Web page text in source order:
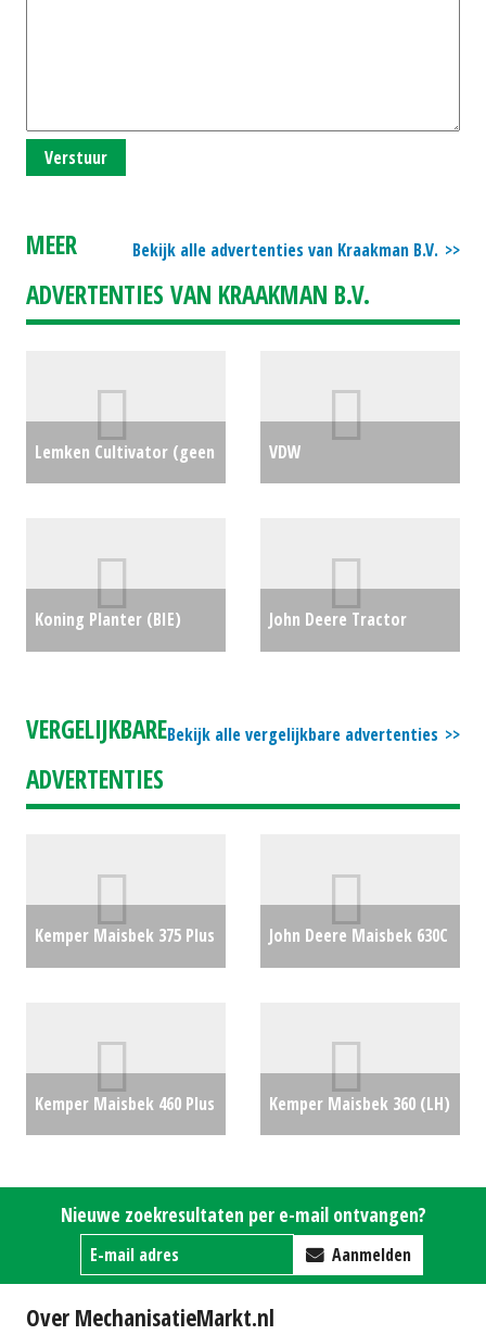
Verstuur
Bekijk alle advertenties van Kraakman B.V.
MEER
ADVERTENTIES VAN KRAAKMAN B.V.
Lemken Cultivator (geen
VDW
Koning Planter (BIE)
John Deere Tractor
Bekijk alle vergelijkbare advertenties
VERGELIJKBARE
ADVERTENTIES
Kemper Maisbek 375 Plus
John Deere Maisbek 630C
Kemper Maisbek 460 Plus
Kemper Maisbek 360 (LH)
Nieuwe zoekresultaten per e-mail ontvangen?
Aanmelden
Over MechanisatieMarkt.nl